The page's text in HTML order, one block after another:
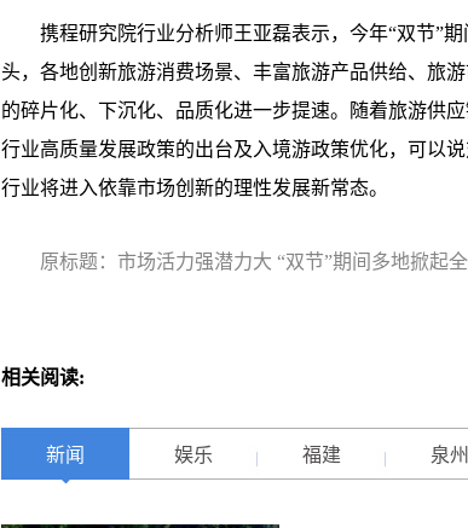
携程研究院行业分析师王亚磊表示，今年“双节”期
头，各地创新旅游消费场景、丰富旅游产品供给、旅
的碎片化、下沉化、品质化进一步提速。随着旅游供
行业高质量发展政策的出台及入境游政策优化，可以
行业将进入依靠市场创新的理性发展新常态。
原标题：市场活力强潜力大 “双节”期间多地掀起
相关阅读:
新闻 娱乐 福建 泉州